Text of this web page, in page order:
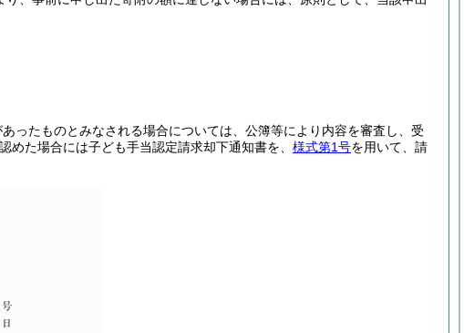
ったものとみなされる場合については、公簿等により内容を審査し、受
た場合には子ども手当認定請求却下通知書を、 様式第1号を用いて、請